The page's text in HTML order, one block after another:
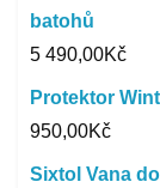
batohů
5 490,00Kč
Protektor
950,00Kč
Sixtol Vana